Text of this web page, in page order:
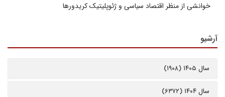
خوانشی از منظر اقتصاد سیاسی و ژئوپلیتیک کریدورها
آرشیو
سال ۱۴۰۵ (۱۹۰۸)
سال ۱۴۰۴ (۶۳۷۲)